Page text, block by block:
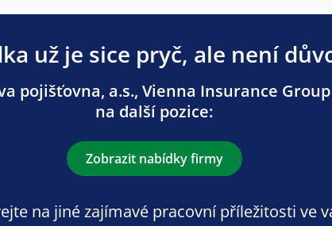
už je sice pryč, ale není
pojišťovna, a.s., Vienna Insurance
na další pozice:
Zobrazit nabídky firmy
na jiné zajímavé pracovní příležitosti ve